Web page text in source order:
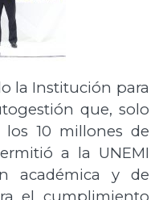
la Institución para
que, solo
los 10 millones de
a la UNEMI
académica y de